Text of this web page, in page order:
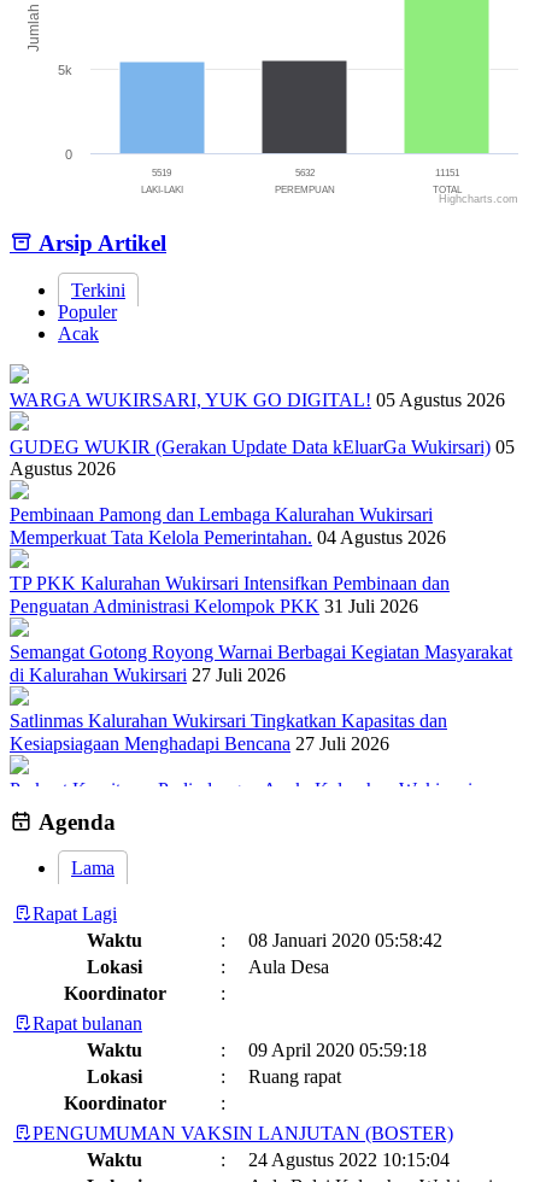
Jumlah
5519
LAKI-LAKI
5632
PEREMPUAN
11151
TOTAL
0
5k
Highcharts.com
Arsip Artikel
Terkini
Populer
Acak
WARGA WUKIRSARI, YUK GO DIGITAL! 05 Agustus 2026
GUDEG WUKIR (Gerakan Update Data kEluarGa Wukirsari) 05
Agustus 2026
Pembinaan Pamong dan Lembaga Kalurahan Wukirsari
Memperkuat Tata Kelola Pemerintahan. 04 Agustus 2026
TP PKK Kalurahan Wukirsari Intensifkan Pembinaan dan
Penguatan Administrasi Kelompok PKK 31 Juli 2026
Semangat Gotong Royong Warnai Berbagai Kegiatan Masyarakat
di Kalurahan Wukirsari 27 Juli 2026
Satlinmas Kalurahan Wukirsari Tingkatkan Kapasitas dan
Kesiapsiagaan Menghadapi Bencana 27 Juli 2026
Perkuat Komitmen Perlindungan Anak, Kalurahan Wukirsari
Menggelar Sosialisasi dan Outbond Desa Ramah Anak
Agenda
Lama
Rapat Lagi
Waktu
:
08 Januari 2020 05:58:42
Lokasi
:
Aula Desa
Koordinator
:
Rapat bulanan
Waktu
:
09 April 2020 05:59:18
Lokasi
:
Ruang rapat
Koordinator
:
PENGUMUMAN VAKSIN LANJUTAN (BOSTER)
Waktu
:
24 Agustus 2022 10:15:04